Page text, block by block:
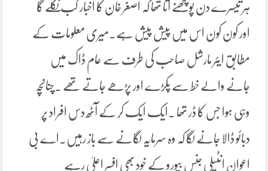
ہر تیسرے دن پوچھنے آتا تھا کہ اصغر خان کا اخبار کب نکلے گا
اور کون کون اس میں پیش پیش ہے۔میری معلومات کے
مطابق ایئر مارشل صاحب کی طرف سے عام ڈاک میں
جانے والے خط سے پکڑے اور پڑھے جاتے تھے ۔چنانچہ
وہی ہوا جس کا ڈر تھا ۔ایک ایک کر کے آٹھ دس افراد پر
دبائو ڈالا جانے لگا کہ وہ سرمایہ لگانے سے باز رہیں۔اے بی
اعوان انٹیلی جنس بیورو کے خود بھی افسر اعلیٰ رہے